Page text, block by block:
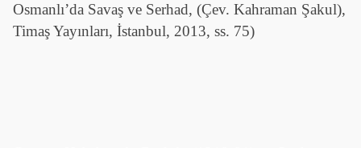
Osmanlı’da Savaş ve Serhad, (Çev. Kahraman Şakul),
Timaş Yayınları, İstanbul, 2013, ss. 75)